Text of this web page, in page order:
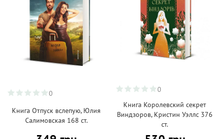
0
Книга Отпуск вслепую, Юлия
Салимовская 168 ст.
0
Книга Королевский секрет
Виндзоров, Кристин Уэллс 376
ст.